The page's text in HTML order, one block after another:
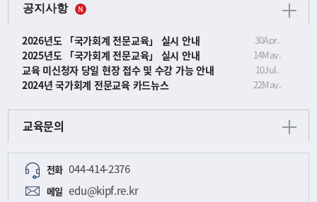
공지사항
2026년도 「국가회계 전문교육」 실시 안내 30Apr.
2025년도 「국가회계 전문교육」 실시 안내 14May.
교육 미신청자 당일 현장 접수 및 수강 가능 안내 10Jul.
2024년 국가회계 전문교육 카드뉴스 22May.
교육문의
전화 044-414-2376
메일 edu@kipf.re.kr